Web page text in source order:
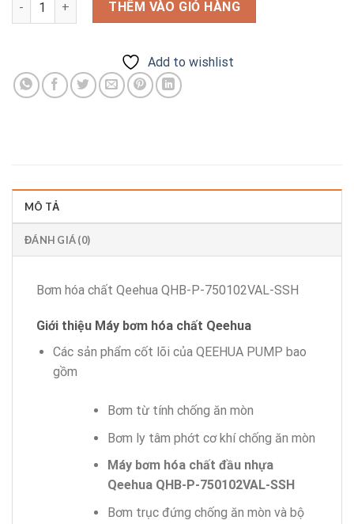
THÊM VÀO GIỎ HÀNG
Add to wishlist
MÔ TẢ
ĐÁNH GIÁ (0)
Bơm hóa chất Qeehua QHB-P-750102VAL-SSH
Giới thiệu Máy bơm hóa chất Qeehua
Các sản phẩm cốt lõi của QEEHUA PUMP bao
gồm
Bơm từ tính chống ăn mòn
Bơm ly tâm phớt cơ khí chống ăn mòn
Máy bơm hóa chất đầu nhựa
QeehuaQHB-P-750102VAL-SSH
Bơm trục đứng chống ăn mòn và bộ